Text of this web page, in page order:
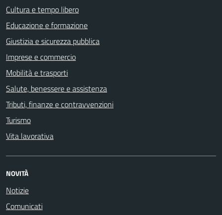
Cultura e tempo libero
Educazione e formazione
Giustizia e sicurezza pubblica
Imprese e commercio
Mobilità e trasporti
Salute, benessere e assistenza
Tributi, finanze e contravvenzioni
Turismo
Vita lavorativa
NOVITÀ
Notizie
Comunicati